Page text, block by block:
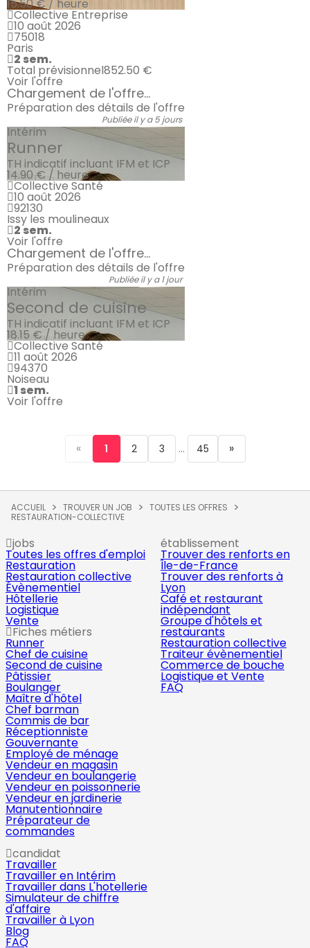
15.50 € / heure
Collective Entreprise
10 août 2026
75018
Paris
2 sem.
Total prévisionnel852.50 €
Voir l'offre
Chargement de l'offre...
Préparation des détails de l'offre
Publiée il y a 5 jours
Intérim
Runner
TH indicatif incluant IFM et ICP
14.90 € / heure
Collective Santé
10 août 2026
92130
Issy les moulineaux
2 sem.
Voir l'offre
Chargement de l'offre...
Préparation des détails de l'offre
Publiée il y a 1 jour
Intérim
Second de cuisine
TH indicatif incluant IFM et ICP
18.15 € / heure
Collective Santé
11 août 2026
94370
Noiseau
1 sem.
Voir l'offre
« 1 2 3 ... 45 »
ACCUEIL TROUVER UN JOB
TOUTES LES OFFRES
RESTAURATION-COLLECTIVE
jobs
Toutes les offres d'emploi
Restauration
Restauration collective
Évènementiel
Hôtellerie
Logistique
Vente
Fiches métiers
Runner
Chef de cuisine
Second de cuisine
Pâtissier
Boulanger
Maître d'hôtel
Chef barman
Commis de bar
Réceptionniste
Gouvernante
Employé de ménage
Vendeur en magasin
Vendeur en boulangerie
Vendeur en poissonnerie
Vendeur en jardinerie
Manutentionnaire
Préparateur de
commandes
établissement
Trouver des renforts en
Île-de-France
Trouver des renforts à
Lyon
Café et restaurant
indépendant
Groupe d'hôtels et
restaurants
Restauration collective
Traiteur évènementiel
Commerce de bouche
Logistique et Vente
FAQ
candidat
Travailler
Travailler en Intérim
Travailler dans L'hotellerie
Simulateur de chiffre
d'affaire
Travailler à Lyon
Blog
FAQ